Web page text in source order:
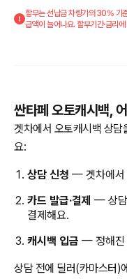
할부는 선납금 차량가의 30% 기
급액이 늘어나요. 할부기간·금리
싼타페 오토캐시백,
겟차에서 오토캐시백 상담
요:
상담 신청 — 겟차에서
카드 발급·결제 — 상담
결제해요.
캐시백 입금 — 정해진
상담 전에 딜러(카마스터)